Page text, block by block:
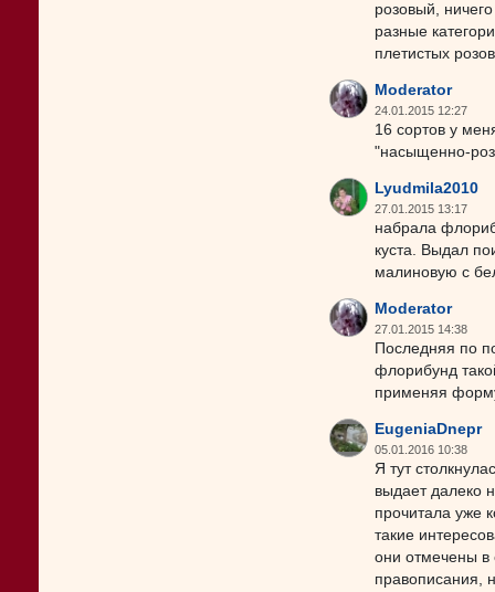
розовый,
разные
плетистых
Moderator
24.01.2015 12:27
16 сортов у
"насыщенно-
Lyudmila2010
27.01.2015 13:17
набрала
куста. Выдал
малиновую с
Moderator
27.01.2015 14:38
Последняя по
флорибунд
применяя
EugeniaDnepr
05.01.2016 10:38
Я тут
выдает далеко
прочитала уже
такие
они отмечены в
правописания,